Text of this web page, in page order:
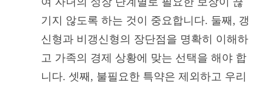
기지 않도록 하는 것이 중요합니다. 둘째, 갱
신형과 비갱신형의 장단점을 명확히 이해하
고 가족의 경제 상황에 맞는 선택을 해야 합
니다. 셋째, 불필요한 특약은 제외하고 우리